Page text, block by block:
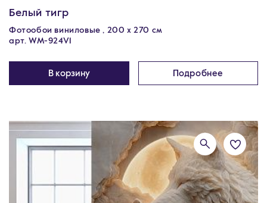
Белый тигр
Фотообои виниловые , 200 х 270 см
арт. WM-924V1
В корзину Подробнее